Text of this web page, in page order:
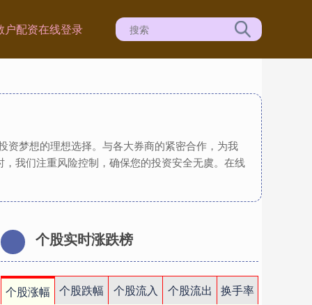
户配资在线登录
资梦想的理想选择。与各大券商的紧密合作，为我
我们注重风险控制，确保您的投资安全无虞。在线
个股实时涨跌榜
个股涨幅 个股跌幅 个股流入 个股流出
换手率